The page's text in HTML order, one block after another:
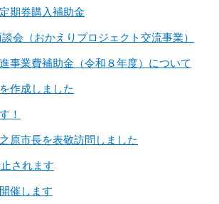
期券購入補助金
会（おかえりプロジェクト交流事業）
事業費補助金（令和８年度）について
作成しました
！
原市長を表敬訪問しました
されます
催します